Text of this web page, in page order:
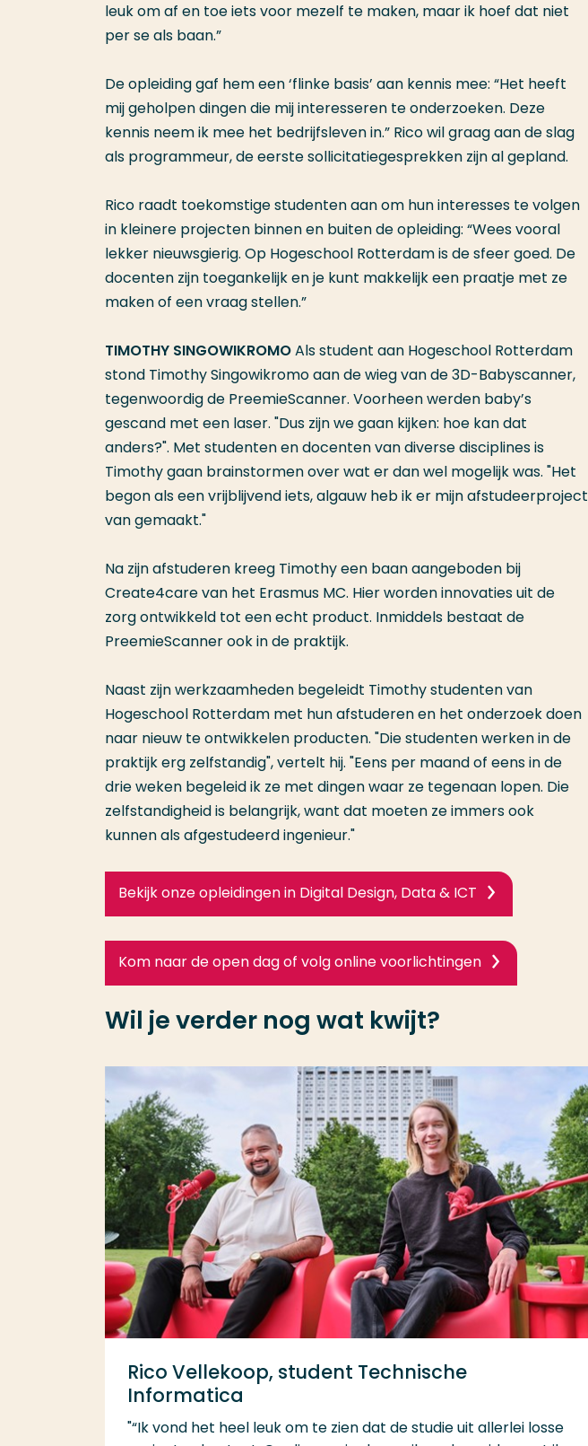
leuk om af en toe iets voor mezelf te maken, maar ik hoef dat niet
per se als baan.”
De opleiding gaf hem een ‘flinke basis’ aan kennis mee: “Het heeft
mij geholpen dingen die mij interesseren te onderzoeken. Deze
kennis neem ik mee het bedrijfsleven in.” Rico wil graag aan de slag
als programmeur, de eerste sollicitatiegesprekken zijn al gepland.
Rico raadt toekomstige studenten aan om hun interesses te volgen
in kleinere projecten binnen en buiten de opleiding: “Wees vooral
lekker nieuwsgierig. Op Hogeschool Rotterdam is de sfeer goed. De
docenten zijn toegankelijk en je kunt makkelijk een praatje met ze
maken of een vraag stellen.”
TIMOTHY SINGOWIKROMOAls student aan Hogeschool Rotterdam
stond Timothy Singowikromo aan de wieg van de 3D-Babyscanner,
tegenwoordig de PreemieScanner. Voorheen werden baby’s
gescand met een laser. "Dus zijn we gaan kijken: hoe kan dat
anders?". Met studenten en docenten van diverse disciplines is
Timothy gaan brainstormen over wat er dan wel mogelijk was. "Het
begon als een vrijblijvend iets, algauw heb ik er mijn afstudeerproject
van gemaakt."
Na zijn afstuderen kreeg Timothy een baan aangeboden bij
Create4care van het Erasmus MC. Hier worden innovaties uit de
zorg ontwikkeld tot een echt product. Inmiddels bestaat de
PreemieScanner ook in de praktijk.
Naast zijn werkzaamheden begeleidt Timothy studenten van
Hogeschool Rotterdam met hun afstuderen en het onderzoek doen
naar nieuw te ontwikkelen producten. "Die studenten werken in de
praktijk erg zelfstandig", vertelt hij. "Eens per maand of eens in de
drie weken begeleid ik ze met dingen waar ze tegenaan lopen. Die
zelfstandigheid is belangrijk, want dat moeten ze immers ook
kunnen als afgestudeerd ingenieur."
Bekijk onze opleidingen in Digital Design, Data & ICT
Kom naar de open dag of volg online voorlichtingen
Wil je verder nog wat kwijt?
Rico Vellekoop, student Technische
Informatica
"“Ik vond het heel leuk om te zien dat de studie uit allerlei losse